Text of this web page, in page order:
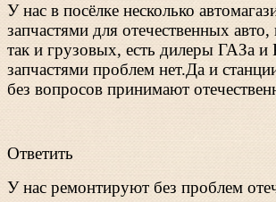
У нас в посёлке несколько
запчастями для отечественных авто,
так и грузовых, есть дилеры ГАЗа
запчастями проблем нет.Да и
без вопросов принимают
Ответить
У нас ремонтируют без проблем